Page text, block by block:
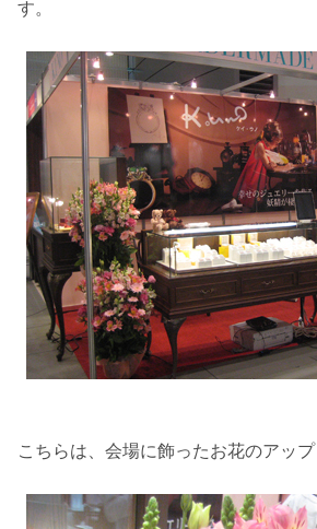
す。
こちらは、会場に飾ったお花のアップ